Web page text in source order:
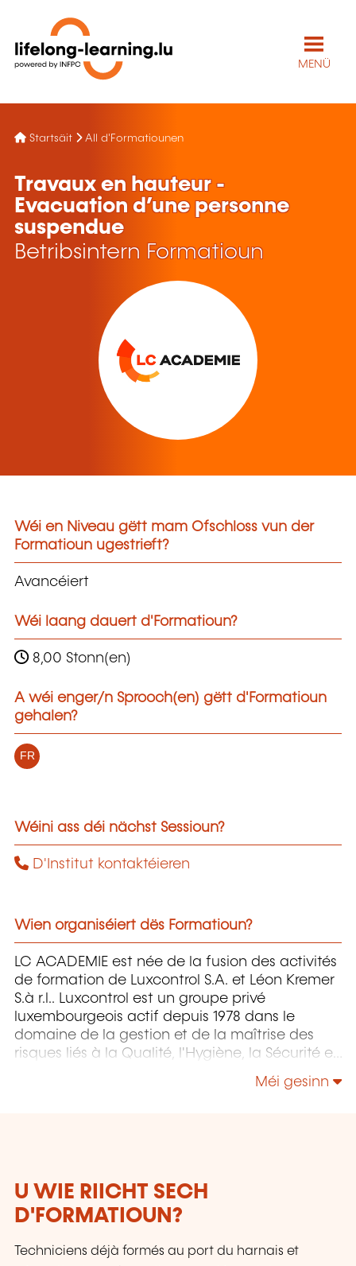
MENÜ
Startsäit All d'Formatiounen
Travaux en hauteur -
Evacuation d’une personne
suspendue
Betribsintern Formatioun
Wéi en Niveau gëtt mam Ofschloss vun der
Formatioun ugestrieft?
Avancéiert
Wéi laang dauert d'Formatioun?
8,00 Stonn(en)
A wéi enger/n Sprooch(en) gëtt d'Formatioun
gehalen?
FR
Wéini ass déi nächst Sessioun?
D'Institut kontaktéieren
Wien organiséiert dës Formatioun?
LC ACADEMIE est née de la fusion des activités
de formation de Luxcontrol S.A. et Léon Kremer
S.à r.l.. Luxcontrol est un groupe privé
luxembourgeois actif depuis 1978 dans le
domaine de la gestion et de la maîtrise des
risques liés à la Qualité, l'Hygiène, la Sécurité et
Méi gesinn
U WIE RIICHT SECH
D'FORMATIOUN?
Techniciens déjà formés au port du harnais et